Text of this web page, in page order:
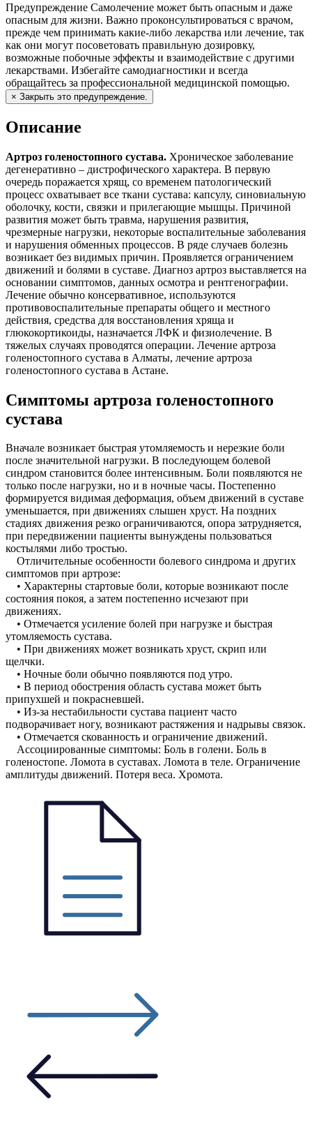
Предупреждение Самолечение может быть опасным и даже
опасным для жизни. Важно проконсультироваться с врачом,
прежде чем принимать какие-либо лекарства или лечение, так
как они могут посоветовать правильную дозировку,
возможные побочные эффекты и взаимодействие с другими
лекарствами. Избегайте самодиагностики и всегда
обращайтесь за профессиональной медицинской помощью.
× Закрыть это предупреждение.
Описание
Артроз голеностопного сустава. Хроническое заболевание
дегенеративно – дистрофического характера. В первую
очередь поражается хрящ, со временем патологический
процесс охватывает все ткани сустава: капсулу, синовиальную
оболочку, кости, связки и прилегающие мышцы. Причиной
развития может быть травма, нарушения развития,
чрезмерные нагрузки, некоторые воспалительные заболевания
и нарушения обменных процессов. В ряде случаев болезнь
возникает без видимых причин. Проявляется ограничением
движений и болями в суставе. Диагноз артроз выставляется на
основании симптомов, данных осмотра и рентгенографии.
Лечение обычно консервативное, используются
противовоспалительные препараты общего и местного
действия, средства для восстановления хряща и
глюкокортикоиды, назначается ЛФК и физиолечение. В
тяжелых случаях проводятся операции. Лечение артроза
голеностопного сустава в Алматы, лечение артроза
голеностопного сустава в Астане.
Симптомы артроза голеностопного
сустава
Вначале возникает быстрая утомляемость и нерезкие боли
после значительной нагрузки. В последующем болевой
синдром становится более интенсивным. Боли появляются не
только после нагрузки, но и в ночные часы. Постепенно
формируется видимая деформация, объем движений в суставе
уменьшается, при движениях слышен хруст. На поздних
стадиях движения резко ограничиваются, опора затрудняется,
при передвижении пациенты вынуждены пользоваться
костылями либо тростью.
Отличительные особенности болевого синдрома и других
симптомов при артрозе:
• Характерны стартовые боли, которые возникают после
состояния покоя, а затем постепенно исчезают при
движениях.
• Отмечается усиление болей при нагрузке и быстрая
утомляемость сустава.
• При движениях может возникать хруст, скрип или
щелчки.
• Ночные боли обычно появляются под утро.
• В период обострения область сустава может быть
припухшей и покрасневшей.
• Из-за нестабильности сустава пациент часто
подворачивает ногу, возникают растяжения и надрывы связок.
• Отмечается скованность и ограничение движений.
Ассоциированные симптомы: Боль в голени. Боль в
голеностопе. Ломота в суставах. Ломота в теле. Ограничение
амплитуды движений. Потеря веса. Хромота.